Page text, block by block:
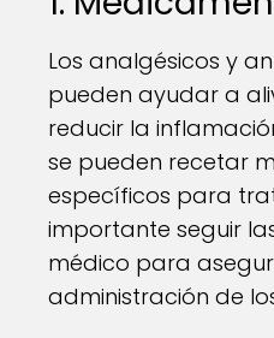
Los analgésicos y
pueden ayudar a
reducir la
se pueden recetar
específicos para
importante seguir
médico para
administración de